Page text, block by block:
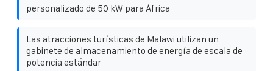
personalizado de 50 kW para África
Las atracciones turísticas de Malawi utilizan un
gabinete de almacenamiento de energía de escala de
potencia estándar